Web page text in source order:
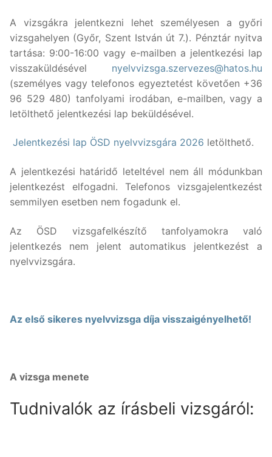
A vizsgákra jelentkezni lehet személyesen a győri
vizsgahelyen (Győr, Szent István út 7.). Pénztár nyitva
tartása: 9:00-16:00 vagy e-mailben a jelentkezési lap
visszaküldésével nyelvvizsga.szervezes@hatos.hu
(személyes vagy telefonos egyeztetést követően +36
96 529 480) tanfolyami irodában, e-mailben, vagy a
letölthető jelentkezési lap beküldésével.
Jelentkezési lap ÖSD nyelvvizsgára 2026 letölthető.
A jelentkezési határidő leteltével nem áll módunkban
jelentkezést elfogadni. Telefonos vizsgajelentkezést
semmilyen esetben nem fogadunk el.
Az ÖSD vizsgafelkészítő tanfolyamokra való
jelentkezés nem jelent automatikus jelentkezést a
nyelvvizsgára.
Az első sikeres nyelvvizsga díja visszaigényelhető!
A vizsga menete
Tudnivalók az írásbeli vizsgáról: